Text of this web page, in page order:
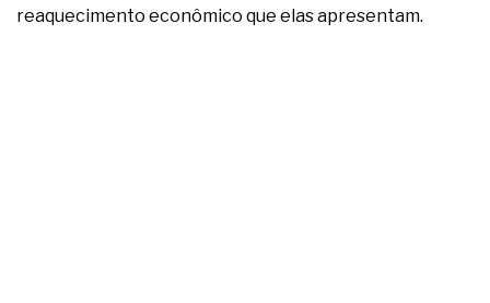
reaquecimento econômico que elas apresentam.